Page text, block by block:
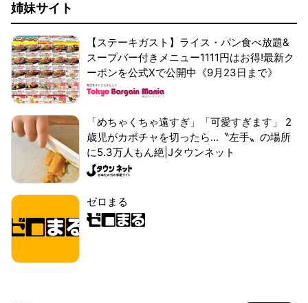
姉妹サイト
【ステーキガスト】ライス・パン食べ放題&
スープバー付きメニュー1111円はお得!最新ク
ーポンを公式Xで公開中《9月23日まで》
「めちゃくちゃ遠すぎ」「可愛すぎます」 2
歳児がカボチャを切ったら...〝左手〟の場所
に5.3万人もん絶|Jタウンネット
ゼロまる